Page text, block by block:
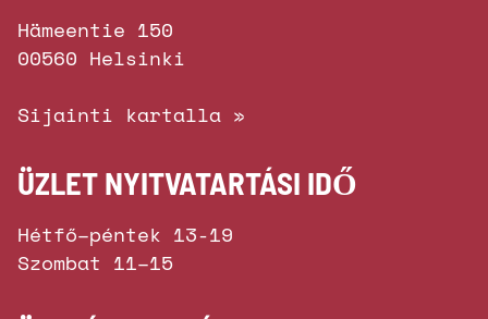
Hämeentie 150
00560 Helsinki
Sijainti kartalla »
ÜZLET NYITVATARTÁSI IDŐ
Hétfő–péntek 13-19
Szombat 11–15